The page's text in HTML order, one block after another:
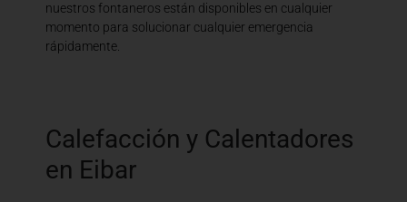
nuestros fontaneros están disponibles en cualquier
momento para solucionar cualquier emergencia
rápidamente.
Calefacción y Calentadores
en Eibar